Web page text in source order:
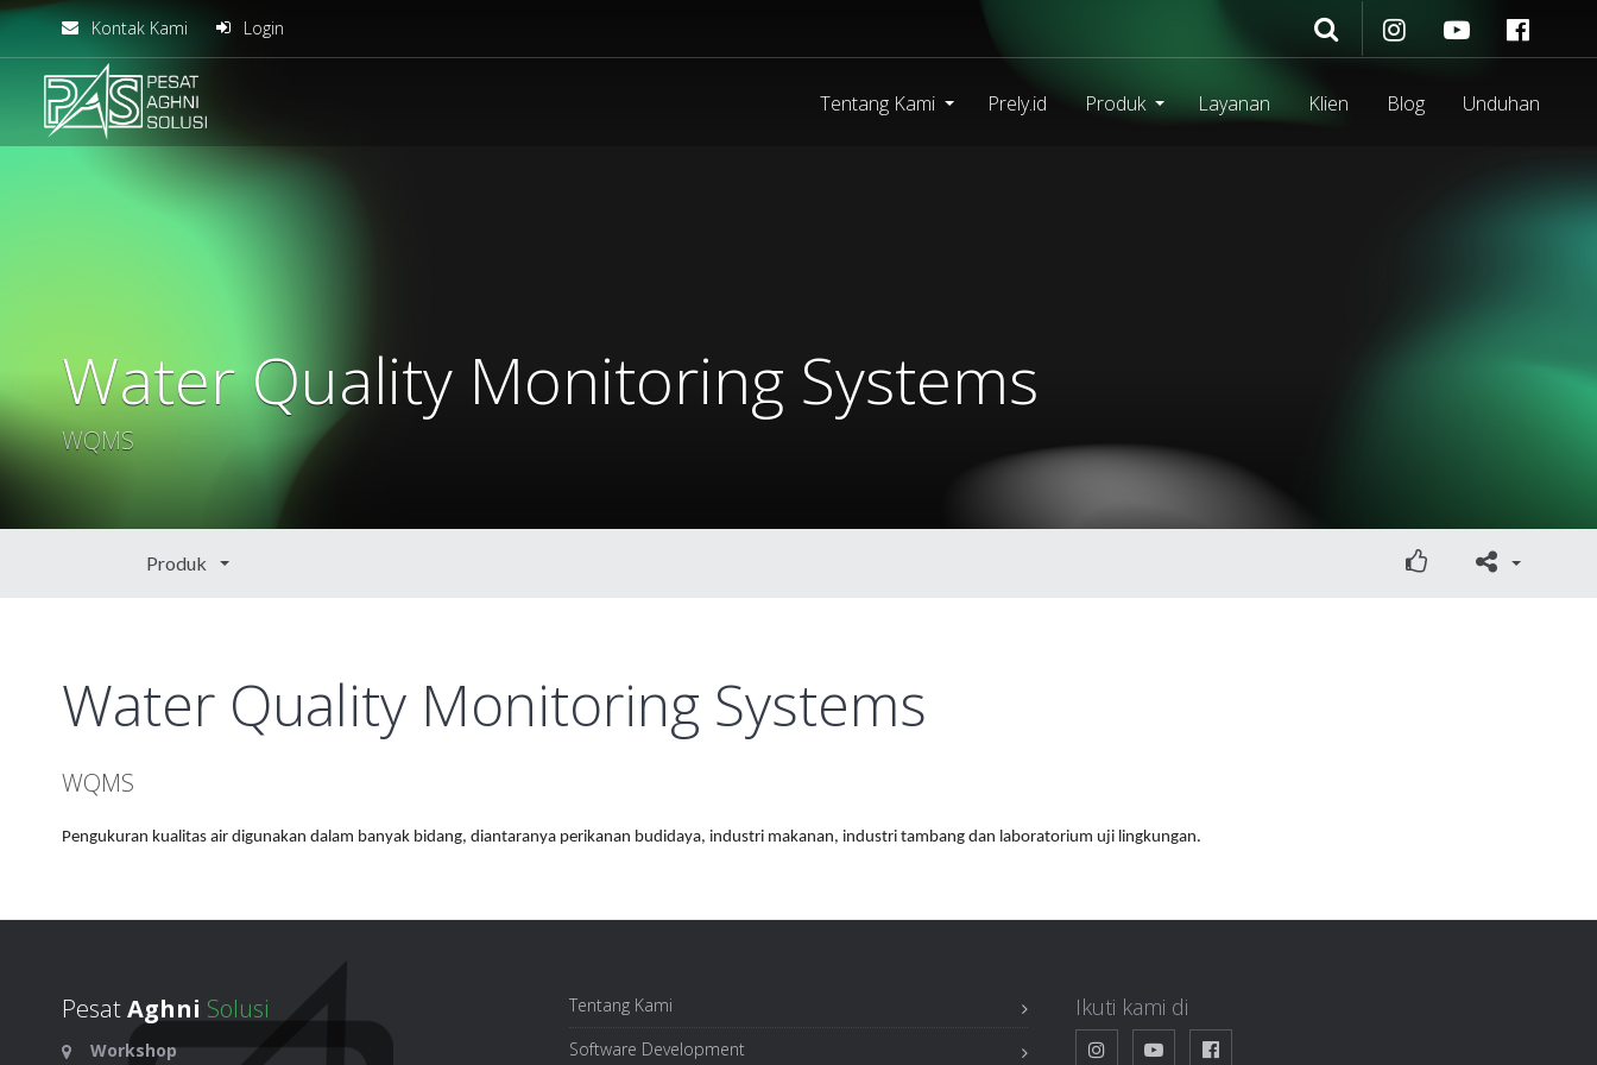
Kontak Kami Login
solusiteknis
Tentang Kami Prely.id Produk Layanan Klien Blog Unduhan
Water Quality Monitoring Systems
WQMS
Produk
Water Quality Monitoring Systems
WQMS
Pengukuran kualitas air digunakan dalam banyak bidang, diantaranya perikanan budidaya, industri makanan, industri tambang dan laboratorium uji lingkungan.
PesatAghni Solusi
Workshop
Tentang Kami
Software Development
Ikuti kami di